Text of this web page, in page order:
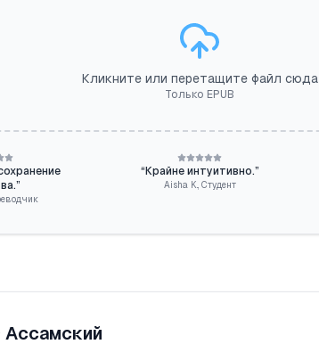
Кликните или перетащите файл сюда
Только EPUB
”
“ Крайне интуитивно.”
Aisha K. Студент
Ассамский